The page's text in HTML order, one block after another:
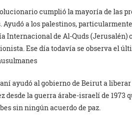
cumplió la mayoría de las
Ayudó a los palestinos,
Internacional de Al-Quds
Ese día todavía se observa el
ayudó al gobierno de Beirut a
desde la guerra árabe-israelí de 1973
sin ningún acuerdo de paz.